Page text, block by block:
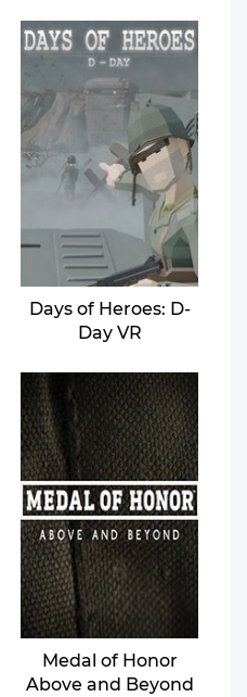
Days of Heroes: D-
Day VR
Medal of Honor
Above and Beyond